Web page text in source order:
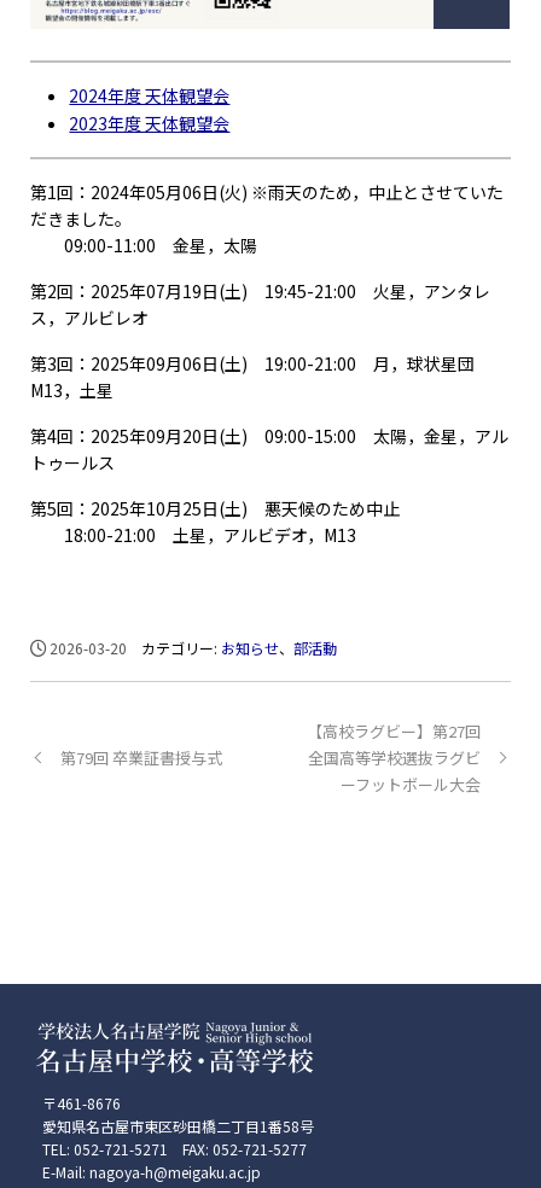
2024年度 天体観望会
2023年度 天体観望会
第1回：2024年05月06日(火) ※雨天のため，中止とさせていた
だきました。
09:00-11:00 金星，太陽
第2回：2025年07月19日(土) 19:45-21:00 火星，アンタレ
ス，アルビレオ
第3回：2025年09月06日(土) 19:00-21:00 月，球状星団
M13，土星
第4回：2025年09月20日(土) 09:00-15:00 太陽，金星，アル
トゥールス
第5回：2025年10月25日(土) 悪天候のため中止
18:00-21:00 土星，アルビデオ，M13
2026-03-20 カテゴリー: お知らせ、部活動
第79回 卒業証書授与式
【高校ラグビー】第27回
全国高等学校選抜ラグビ
ーフットボール大会
〒461-8676
愛知県名古屋市東区砂田橋二丁目1番58号
TEL: 052-721-5271 FAX: 052-721-5277
E-Mail: nagoya-h@meigaku.ac.jp